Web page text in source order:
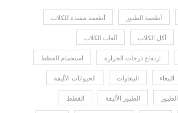
أطعمة الطيور أطعمة مفيدة للكلاب
أكل الكلاب ألعاب الكلاب
ارتفاع درجات الحرارة استحمام القطط
الببغاء الببغاوات الحيوانات الأليفة
الطيور الطيور الأليفة القطط